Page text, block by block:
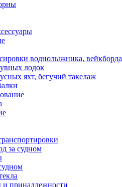
воднолыжника, вейкборда
лодок
яхт, бегучий такелаж
за судном
принадлежности